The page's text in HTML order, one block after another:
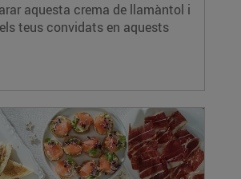
aquesta crema de llamàntol i
teus convidats en aquests